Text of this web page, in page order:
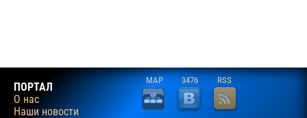
ПОРТАЛ
О нас
Наши новости
MAP 3476 RSS